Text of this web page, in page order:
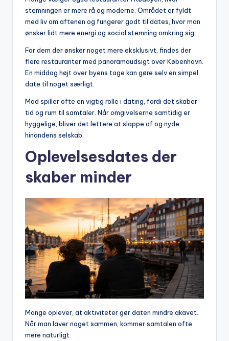
stemningen er mere rå og moderne. Området er fyldt
med liv om aftenen og fungerer godt til dates, hvor man
ønsker lidt mere energi og social stemning omkring sig.
For dem der ønsker noget mere eksklusivt, findes der
flere restauranter med panoramaudsigt over København.
En middag højt over byens tage kan gøre selv en simpel
date til noget særligt.
Mad spiller ofte en vigtig rolle i dating, fordi det skaber
tid og rum til samtaler. Når omgivelserne samtidig er
hyggelige, bliver det lettere at slappe af og nyde
hinandens selskab.
Oplevelsesdates der
skaber minder
Mange oplever, at aktiviteter gør daten mindre akavet.
Når man laver noget sammen, kommer samtalen ofte
mere naturligt.